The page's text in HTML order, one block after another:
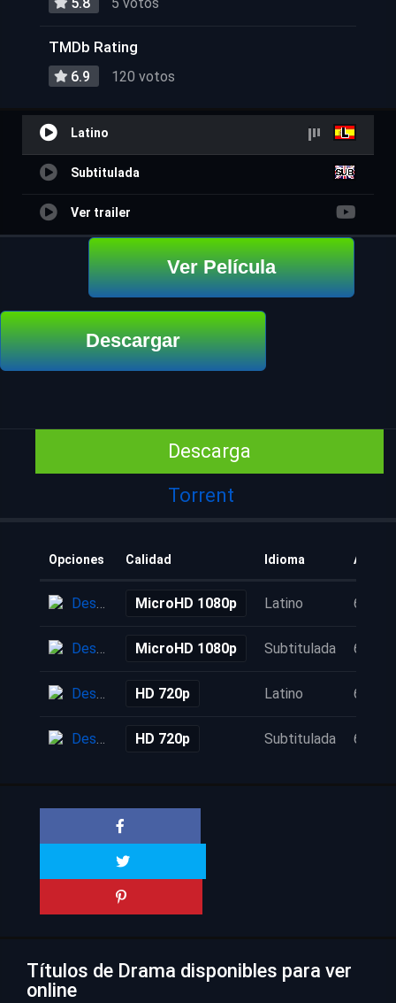
5.8 5 votos
TMDb Rating
6.9 120 votos
Latino
Subtitulada
Ver trailer
Ver Película
Descargar
Descarga
Torrent
Opciones Calidad Idioma
Descarga MicroHD 1080p Latino 6 años
Descarga MicroHD 1080p Subtitulada 6 años
Descarga HD 720p Latino 6 años
Descarga HD 720p Subtitulada 6 años
Títulos de Drama disponibles para ver
online